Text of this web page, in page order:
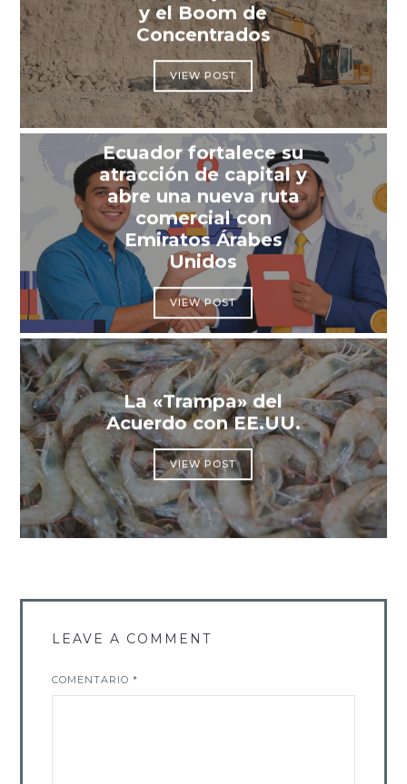
y el Boom de
Concentrados
VIEW POST
Ecuador fortalece su
atracción de capital y
abre una nueva ruta
comercial con
Emiratos Árabes
Unidos
VIEW POST
La «Trampa» del
Acuerdo con EE.UU.
VIEW POST
LEAVE A COMMENT
COMENTARIO*